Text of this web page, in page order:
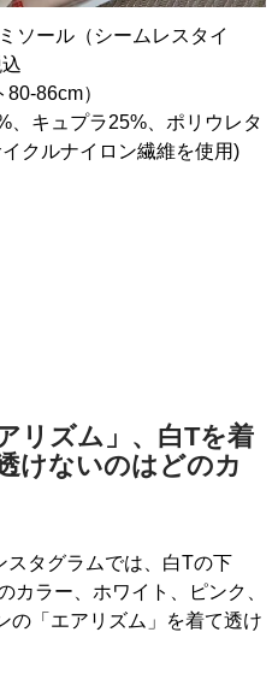
ソール（シームレスタイ
86cm）
、キュプラ25%、ポリウレタ
クルナイロン繊維を使用)
リズム」、白Tを着
けないのはどのカ
タグラムでは、白Tの下
カラー、ホワイト、ピンク、
の「エアリズム」を着て透け